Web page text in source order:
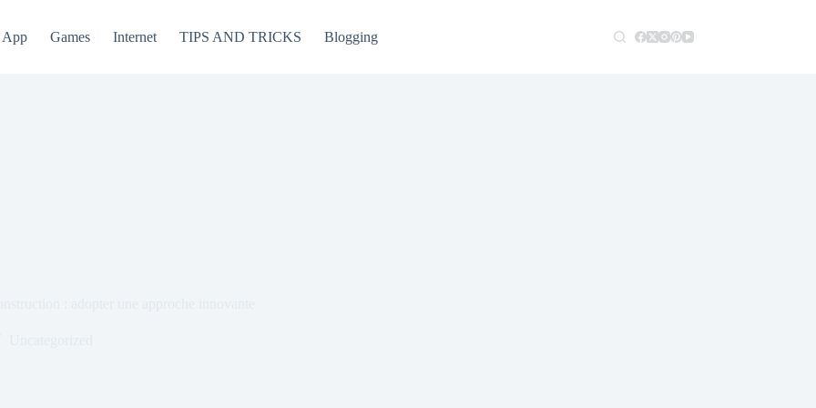
App Games Internet TIPS AND TRICKS Blogging